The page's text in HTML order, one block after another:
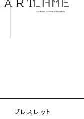
ブレスレット